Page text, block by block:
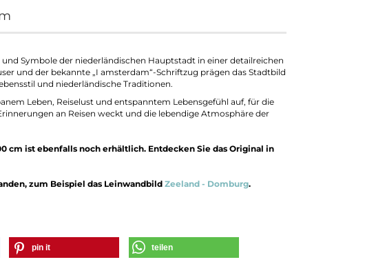
Symbole der niederländischen Hauptstadt in einer detailreichen
und der bekannte „I amsterdam“-Schriftzug prägen das Stadtbild
und niederländische Traditionen.
Leben, Reiselust und entspanntem Lebensgefühl auf, für die
an Reisen weckt und die lebendige Atmosphäre der
cm ist ebenfalls noch erhältlich. Entdecken Sie das Original in
zum Beispiel das Leinwandbild Zeeland - Domburg.
pin it teilen